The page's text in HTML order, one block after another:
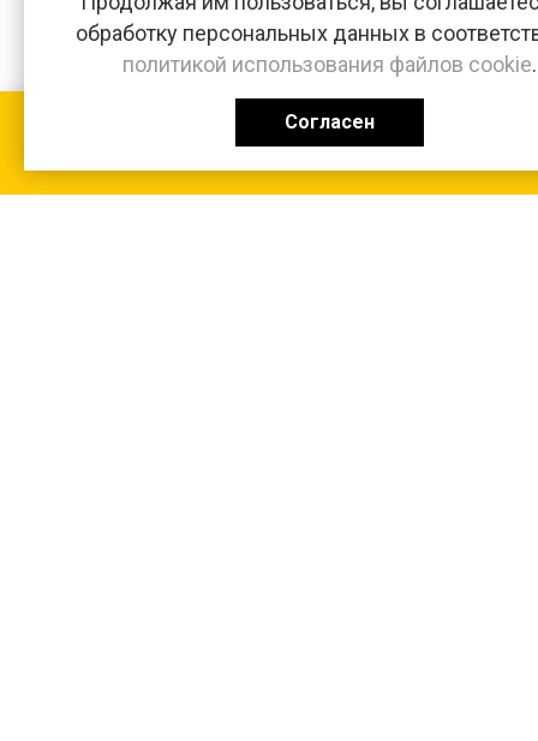
обработку персональных данных в
политикой использования файлов cookie.
Согласен